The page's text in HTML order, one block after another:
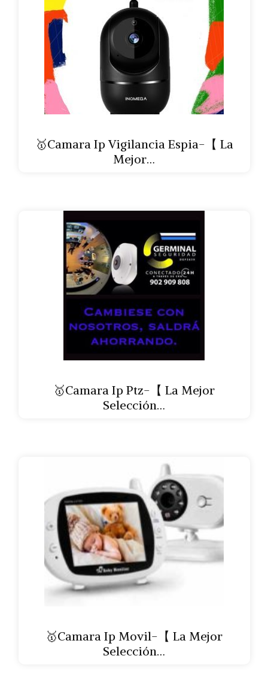
🥇Camara Ip Vigilancia Espia-【 La
Mejor…
🥇Camara Ip Ptz-【 La Mejor
Selección…
🥇Camara Ip Movil-【 La Mejor
Selección…